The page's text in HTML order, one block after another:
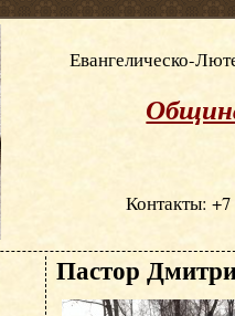
Евангелическо-
Контакты: +7
Пастор